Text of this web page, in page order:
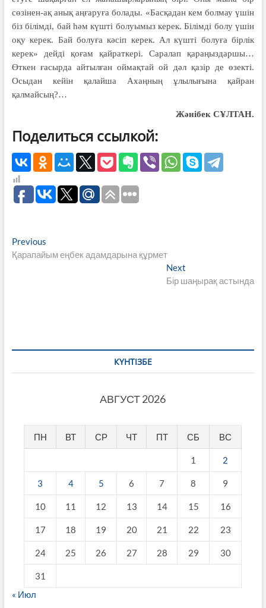
сөзінен-ақ анық аңғаруға болады. «Басқадан кем болмау үшін
біз білімді, бай һәм күшті болуымыз керек. Білімді болу үшін
оқу керек. Бай болуға кәсіп керек. Ал күшті болуға бірлік
керек» дейді қоғам қайраткері. Саралап қараңыздаршы…
Өткен ғасырда айтылған оймақтай ой дәл қазір де өзекті.
Осыдан кейін қалайша Ахаңның ұлылығына қайран
қалмайсың?…
Жәнібек СҰЛТАН.
Поделиться ссылкой:
Навигация
по
PreviousPrevious
post:
Қарапайым еңбек адамдарына құрмет
Next
post:
Бір шаңырақ астында
КҮНТІЗБЕ
АВГУСТ 2026
ПН ВТ СР ЧТ ПТ СБ ВС
1 2
3 4 5 6 7 8 9
10 11 12 13 14 15 16
17 18 19 20 21 22 23
24 25 26 27 28 29 30
31
« Июл